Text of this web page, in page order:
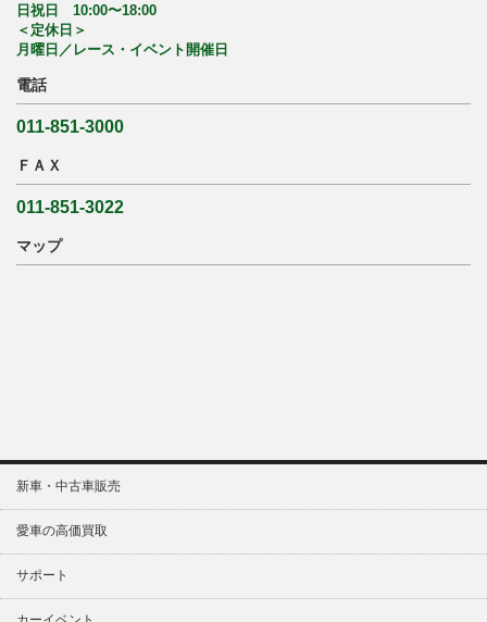
日祝日 10:00〜18:00
＜定休日＞
月曜日／レース・イベント開催日
電話
011-851-3000
ＦＡＸ
011-851-3022
マップ
新車・中古車販売
愛車の高価買取
サポート